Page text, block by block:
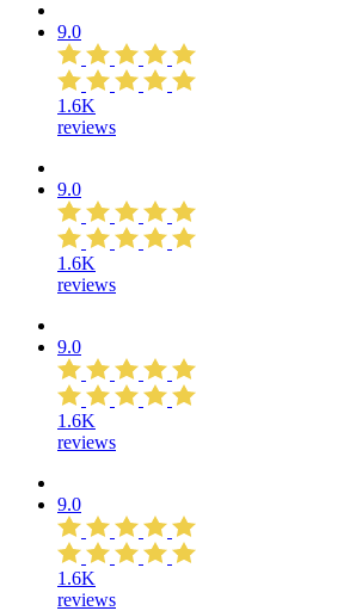
9.0
1.6K
reviews
9.0
1.6K
reviews
9.0
1.6K
reviews
9.0
1.6K
reviews